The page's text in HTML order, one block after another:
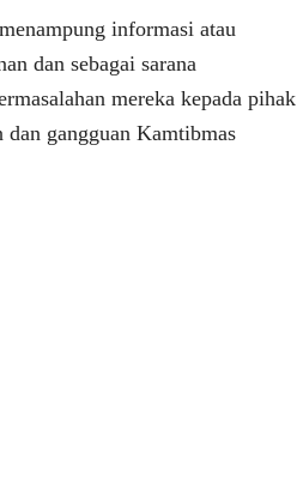
informasi atau
dan sebagai sarana
mereka kepada pihak
gangguan Kamtibmas